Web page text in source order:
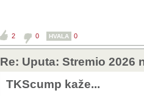
2 0 HVALA 0
Re: Uputa: Stremio 2026
TKScump kaže...